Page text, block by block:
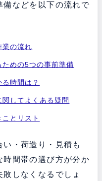
備などを以下の流れで
業の流れ
めの5つの事前準備
時間は？
してよくある疑問
とリスト
・荷造り・見積も
時間帯の選び方が分か
しなくなるでしょ